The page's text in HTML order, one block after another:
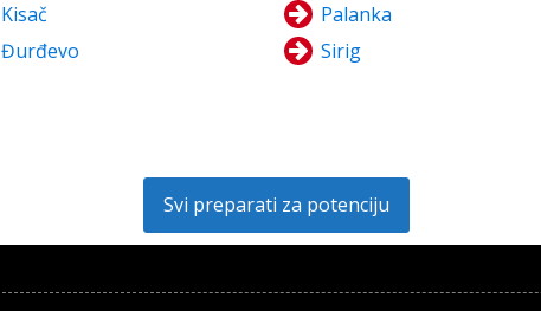
Kisač
Đurđevo
Palanka
Sirig
Svi preparati za potenciju